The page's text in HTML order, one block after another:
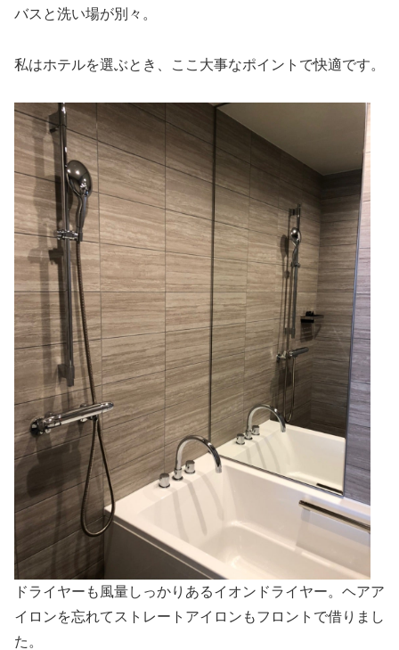
バスと洗い場が別々。
私はホテルを選ぶとき、ここ大事なポイントで快適です。
ドライヤーも風量しっかりあるイオンドライヤー。ヘアア
イロンを忘れてストレートアイロンもフロントで借りまし
た。